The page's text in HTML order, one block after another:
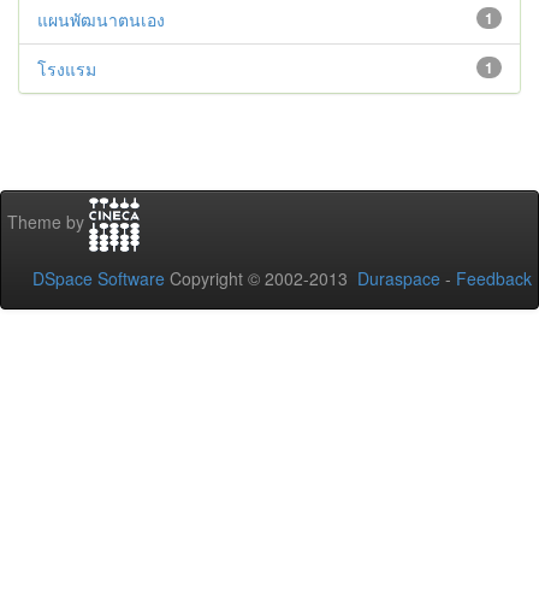
1
แผนพัฒนาตนเอง
1
โรงแรม
Theme by
DSpace Software Copyright © 2002-2013 Duraspace - Feedback